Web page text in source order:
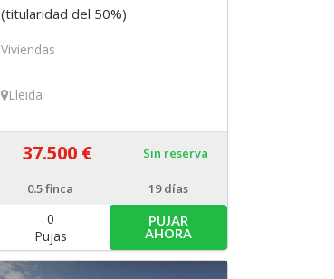
(titularidad del 50%)
Viviendas
Lleida
37.500 € Sin reserva
0.5finca 19 días
0
Pujas
PUJAR
AHORA